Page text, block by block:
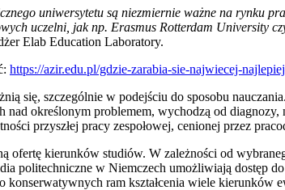
uniwersytetu są niezmiernie ważne na rynku
uczelni, jak np. Erasmus Rotterdam University
Elab Education Laboratory.
https://azir.edu.pl/gdzie-zarabia-sie-najwiecej-
się, szczególnie w podejściu do sposobu
określonym problemem, wychodzą od
przyszłej pracy zespołowej, cenionej przez
ofertę kierunków studiów. W zależności od
politechniczne w Niemczech umożliwiają dostęp
konserwatywnych ram kształcenia wiele kierunków